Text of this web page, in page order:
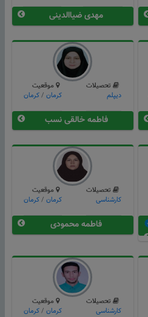
مهدی ضیاالدینی
تحصیلات
دیپلم
موقعیت
كرمان/کرمان
فاطمه خالقی نسب
تحصیلات
کارشناسی
موقعیت
كرمان/کرمان
فاطمه محمودی
تحصیلات
کارشناسی
موقعیت
كرمان/کرمان